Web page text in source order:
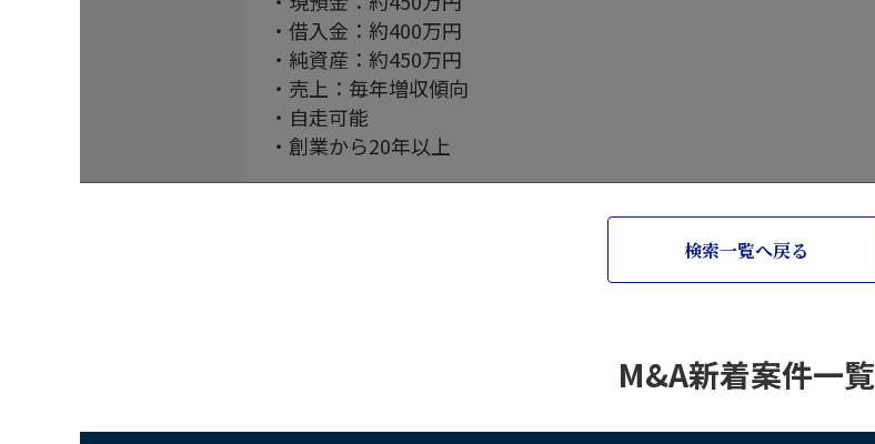
・借入金：約400万円
・純資産：約450万円
・売上：毎年増収傾向
・自走可能
・創業から20年以上
検索一覧へ戻る
M&A新着案件一覧